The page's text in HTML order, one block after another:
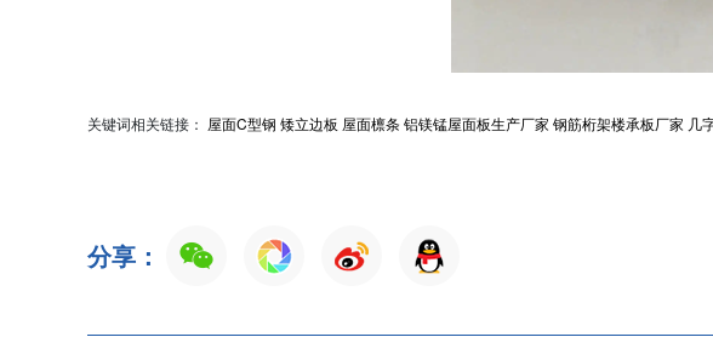
关键词相关链接： 屋面C型钢 矮立边板 屋面檩条 铝镁锰屋面板生产厂家 钢筋桁架楼承板厂家 几
分享：